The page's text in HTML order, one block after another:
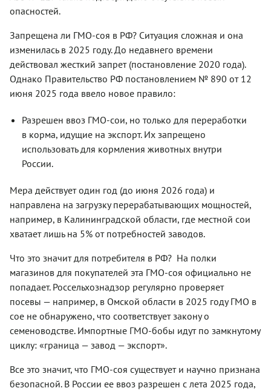
опасностей.
Запрещена ли ГМО-соя в РФ? Ситуация сложная и она
изменилась в 2025 году. До недавнего времени
действовал жесткий запрет (постановление 2020 года).
Однако Правительство РФ постановлением № 890 от 12
июня 2025 года ввело новое правило:
Разрешен ввоз ГМО-сои, но только для переработки
в корма, идущие на экспорт. Их запрещено
использовать для кормления животных внутри
России.
Мера действует один год (до июня 2026 года) и
направлена на загрузку перерабатывающих мощностей,
например, в Калининградской области, где местной сои
хватает лишь на 5% от потребностей заводов.
Что это значит для потребителя в РФ? На полки
магазинов для покупателей эта ГМО-соя официально не
попадает. Россельхознадзор регулярно проверяет
посевы — например, в Омской области в 2025 году ГМО в
сое не обнаружено, что соответствует закону о
семеноводстве. Импортные ГМО-бобы идут по замкнутому
циклу: «граница — завод — экспорт».
Все это значит, что ГМО-соя существует и научно признана
безопасной. В России ее ввоз разрешен с лета 2025 года,